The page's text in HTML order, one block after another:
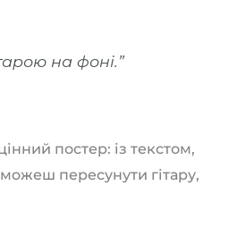
на фоні.”
постер: із текстом,
пересунути гітару,